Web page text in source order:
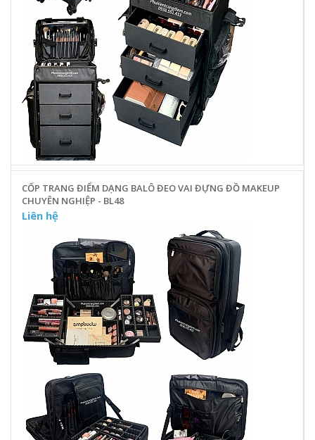
CỐP TRANG ĐIỂM DẠNG BALÔ ĐEO VAI ĐỰNG ĐỒ MAKEUP
CHUYÊN NGHIỆP - BL48
Liên hệ